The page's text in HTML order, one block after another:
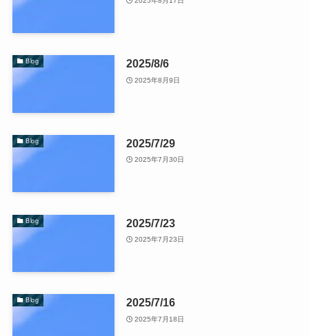
Blog 2025/8/6
2025年8月9日
Blog 2025/7/29
2025年7月30日
Blog 2025/7/23
2025年7月23日
Blog 2025/7/16
2025年7月18日